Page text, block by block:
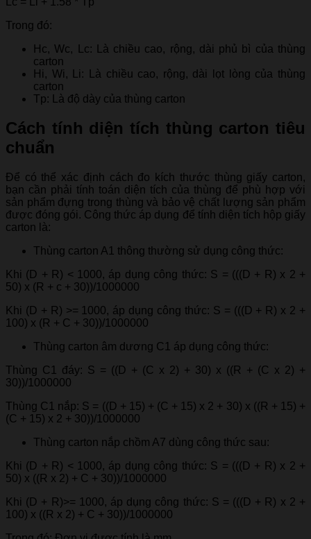
Trong đó:
Hc, Wc, Lc: Là chiều cao, rộng, dài phủ bì của thùng
carton
Hi, Wi, Li: Là chiều cao, rộng, dài lọt lòng của thùng
carton
Tp: Là độ dày của thùng carton
Cách tính diện tích thùng carton tiêu
chuẩn
Để có thể xác định cách đo kích thước thùng giấy carton,
bạn cần phải tính toán diện tích của thùng để phù hợp với
sản phẩm đựng trong thùng và bảo vệ chất lượng sản phẩm
được đóng gói. Công thức áp dụng để tính diện tích hộp giấy
carton là:
Thùng carton A1 thông thường sử dụng công thức:
Khi (D + R) < 1000, áp dụng công thức: S = (((D + R) x 2 +
50) x (R + c + 30))/1000000
Khi (D + R) >= 1000, áp dụng công thức: S = (((D + R) x 2 +
100) x (R + C + 30))/1000000
Thùng carton âm dương C1 áp dụng công thức:
Thùng C1 đáy: S = ((D + (C x 2) + 30) x ((R + (C x 2) +
30))/1000000
Thùng C1 nắp: S = ((D + 15) + (C + 15) x 2 + 30) x ((R + 15) +
(C + 15) x 2 + 30))/1000000
Thùng carton nắp chồm A7 dùng công thức sau:
Khi (D + R) < 1000, áp dụng công thức: S = (((D + R) x 2 +
50) x ((R x 2) + C + 30))/1000000
Khi (D + R)>= 1000, áp dụng công thức: S = (((D + R) x 2 +
100) x ((R x 2) + C + 30))/1000000